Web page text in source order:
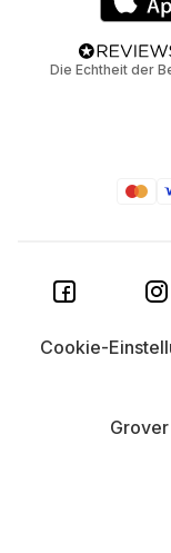
Die Echtheit der
Cookie-